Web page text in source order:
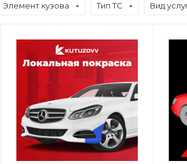
Элемент кузова Тип ТС Вид